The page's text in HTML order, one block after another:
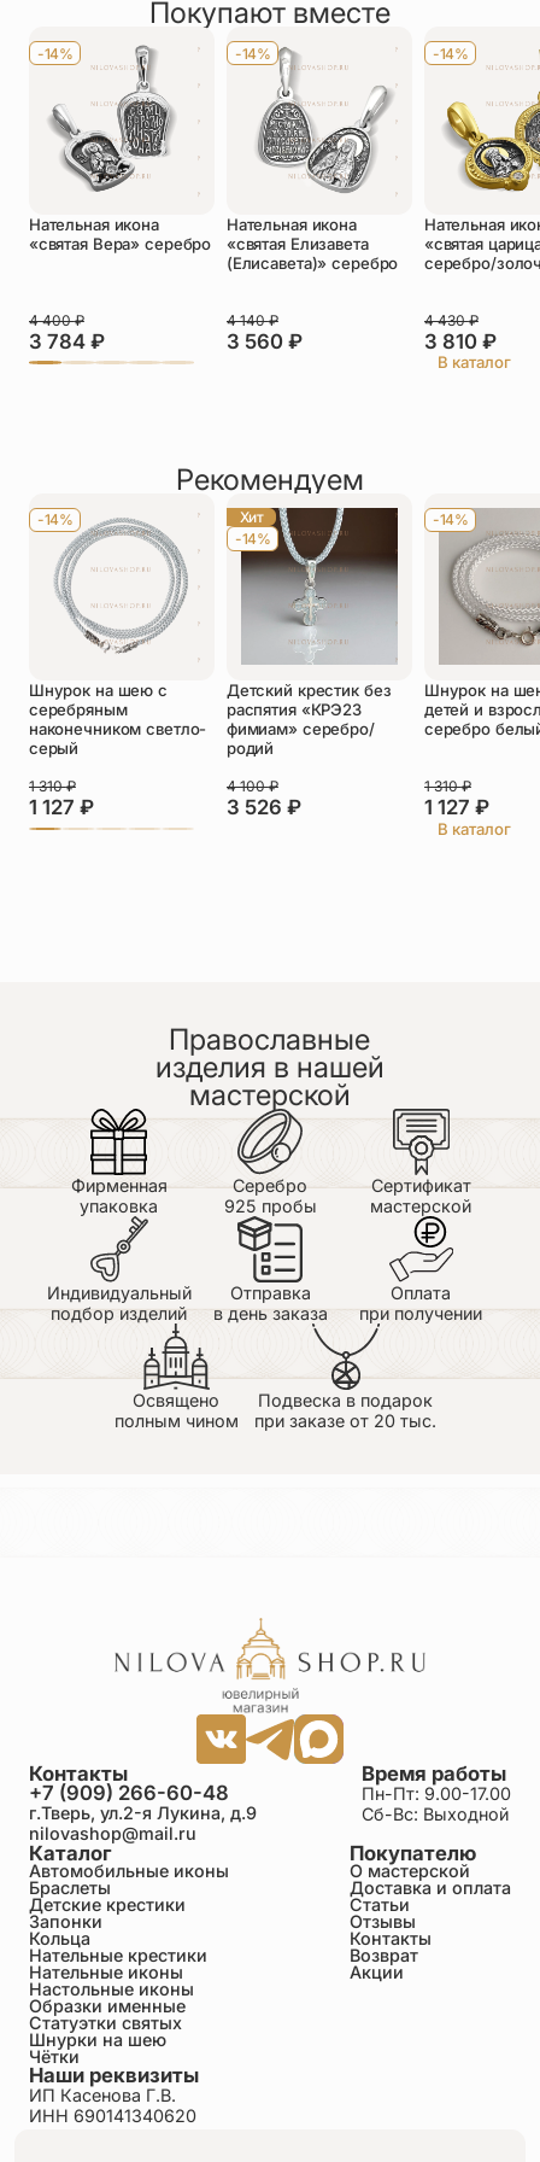
Оставить отзыв
Телефон*
Отзыв*
Прикрепить фото
Оставить отзыв
Подтверждаю свое согласие с
политикой конфиденциальностии даю
согласие на обработку персональных
данных
Лариса
29.06.2026
Заказала кулон ангелок внучке на день рождения,
Покупают вместе
-14%
Нательная икона
«святая Вера» серебро
3 784 ₽
4 400₽
-14%
Нательная икона
«святая Елизавета
(Елисавета)» серебро
3 560 ₽
4 140₽
-14%
Нательная
«святая
cеребро/
3 810 ₽
4 430₽
В каталог
Рекомендуем
-14%
Шнурок на шею с
серебряным
наконечником светло-
серый
1 127 ₽
1 310₽
Хит
-14%
Детский крестик без
распятия «КРЭ23
фимиам» серебро/
родий
3 526 ₽
4 100₽
-14%
Шнурок на
детей и
серебро
1 127 ₽
1 310₽
В каталог
Православные
изделия в нашей
мастерской
Фирменная
упаковка
Серебро
925 пробы
Сертификат
мастерской
Индивидуальный
подбор изделий
Отправка
в день заказа
Оплата
при получении
Освящено
полным чином
Подвеска в подарок
при заказе от 20 тыс.
Каталог
Автомобильные иконы
Браслеты
Детские крестики
Запонки
Кольца
Нательные крестики
Нательные иконы
Настольные иконы
Образки именные
Статуэтки святых
Шнурки на шею
Чётки
Покупателю
О мастерской
Доставка и оплата
Статьи
Отзывы
Контакты
Возврат
Акции
Время работы
Пн-Пт: 9.00-17.00
Сб-Вс: Выходной
Контакты
+7 (909) 266-60-48
г.Тверь, ул.2-я Лукина, д.9
nilovashop@mail.ru
Наши реквизиты
ИП Касенова Г.В.
ИНН 690141340620